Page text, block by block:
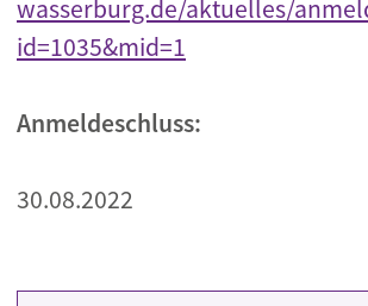
wasserburg.de/aktuelles/
id=1035&mid=1
Anmeldeschluss:
30.08.2022